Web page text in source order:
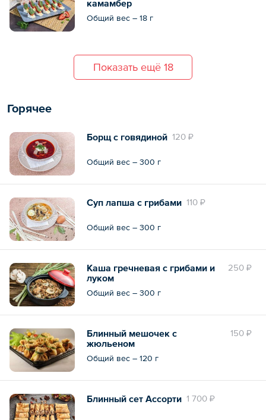
камамбер
Общий вес – 18 г
Показать ещё 18
Горячее
120 ₽
Борщ с говядиной
Общий вес – 300 г
110 ₽
Суп лапша с грибами
Общий вес – 300 г
250 ₽
Каша гречневая с грибами и
луком
Общий вес – 300 г
150 ₽
Блинный мешочек с
жюльеном
Общий вес – 120 г
1 700 ₽
Блинный сет Ассорти